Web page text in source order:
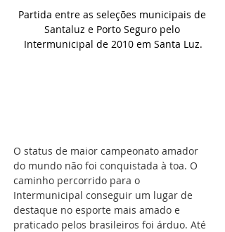
Partida entre as seleções municipais de
Santaluz e Porto Seguro pelo
Intermunicipal de 2010 em Santa Luz.
O status de maior campeonato amador
do mundo não foi conquistada à toa. O
caminho percorrido para o
Intermunicipal conseguir um lugar de
destaque no esporte mais amado e
praticado pelos brasileiros foi árduo. Até